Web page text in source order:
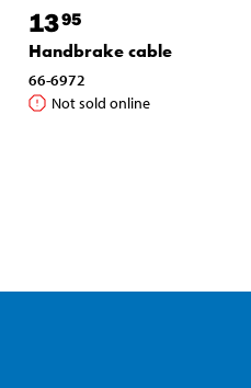
1395
Handbrake cable
66-6972
Not sold online